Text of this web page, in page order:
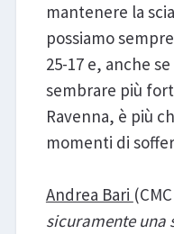
mantenere la
possiamo
25-17 e, anche
sembrare più
Ravenna, è più
momenti di
Andrea Bari
sicuramente una